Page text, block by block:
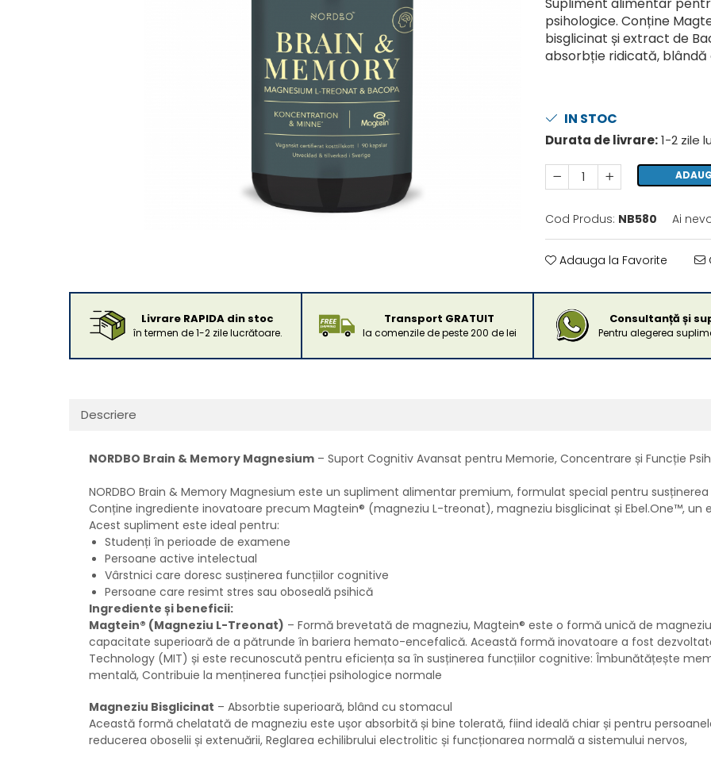
psihologice. Conține
bisglicinat și extract de
absorbție ridicată,
IN STOC
Durata de livrare:1-2 zile
Cod Produs: NB580 Ai
Adauga la Favorite
Livrare RAPIDA din stoc
în termen de 1-2 zile lucrătoare.
Transport GRATUIT
la comenzile de peste 200 de lei
Consultanță și
Pentru alegerea
Descriere
NORDBO Brain & Memory Magnesium – Suport Cognitiv Avansat pentru Memorie, Concentrare și Funcție
NORDBO Brain & Memory Magnesium este un supliment alimentar premium, formulat special pentru
Conține ingrediente inovatoare precum Magtein® (magneziu L-treonat), magneziu bisglicinat și Ebel.One™, un
Acest supliment este ideal pentru:
Studenți în perioade de examene
Persoane active intelectual
Vârstnici care doresc susținerea funcțiilor cognitive
Persoane care resimt stres sau oboseală psihică
Ingrediente și beneficii:
Magtein® (Magneziu L-Treonat) – Formă brevetată de magneziu, Magtein® este o formă unică de
capacitate superioară de a pătrunde în bariera hemato-encefalică. Această formă inovatoare a fost
Technology (MIT) și este recunoscută pentru eficiența sa în susținerea funcțiilor cognitive: Îmbunătățește
mentală, Contribuie la menținerea funcției psihologice normale
Magneziu Bisglicinat – Absorbtie superioară, blând cu stomacul
Această formă chelatată de magneziu este ușor absorbită și bine tolerată, fiind ideală chiar și pentru
reducerea oboselii și extenuării, Reglarea echilibrului electrolitic și funcționarea normală a sistemului nervos,